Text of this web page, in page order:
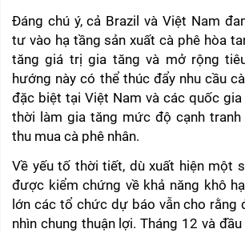
Đáng chú ý, cả Brazil và Việt Nam
tư vào hạ tầng sản xuất cà phê hòa
tăng giá trị gia tăng và mở rộng
hướng này có thể thúc đẩy nhu cầu
đặc biệt tại Việt Nam và các quốc gia
thời làm gia tăng mức độ cạnh
thu mua cà phê nhân.
Về yếu tố thời tiết, dù xuất hiện một
được kiểm chứng về khả năng khô
lớn các tổ chức dự báo vẫn cho rằng
nhìn chung thuận lợi. Tháng 12 và